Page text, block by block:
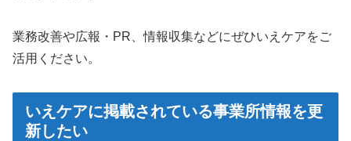
業務改善や広報・PR、情報収集などにぜひいえケアをご
活用ください。
いえケアに掲載されている事業所情報を更
新したい